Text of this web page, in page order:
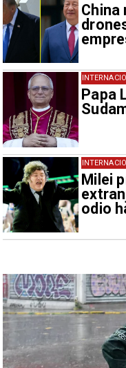
Papa
Milei
odio